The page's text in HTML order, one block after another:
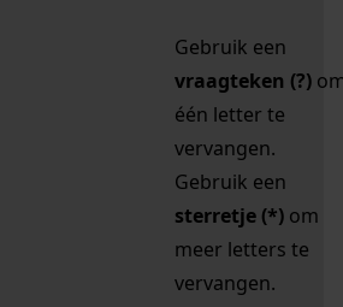
Gebruik een
vraagteken (?)
één letter te
vervangen.
Gebruik een
sterretje (*) om
meer letters te
vervangen.